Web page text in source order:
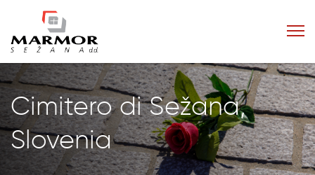
Cimitero di Sežana,
Slovenia